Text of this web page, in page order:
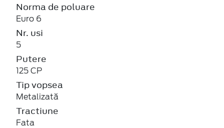
Norma de poluare
Euro 6
Nr. usi
5
Putere
125 CP
Tip vopsea
Metalizată
Tractiune
Fata